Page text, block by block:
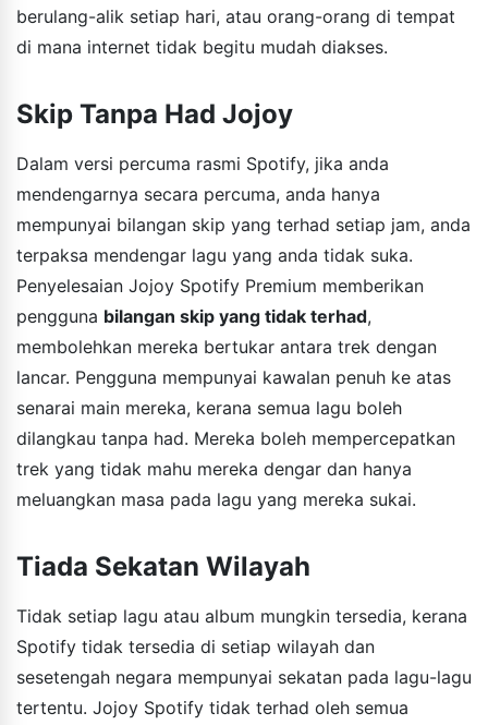
berulang-alik setiap hari, atau orang-orang di tempat
di mana internet tidak begitu mudah diakses.
Skip Tanpa Had Jojoy
Dalam versi percuma rasmi Spotify, jika anda
mendengarnya secara percuma, anda hanya
mempunyai bilangan skip yang terhad setiap jam, anda
terpaksa mendengar lagu yang anda tidak suka.
Penyelesaian Jojoy Spotify Premium memberikan
pengguna bilangan skip yang tidak terhad,
membolehkan mereka bertukar antara trek dengan
lancar. Pengguna mempunyai kawalan penuh ke atas
senarai main mereka, kerana semua lagu boleh
dilangkau tanpa had. Mereka boleh mempercepatkan
trek yang tidak mahu mereka dengar dan hanya
meluangkan masa pada lagu yang mereka sukai.
Tiada Sekatan Wilayah
Tidak setiap lagu atau album mungkin tersedia, kerana
Spotify tidak tersedia di setiap wilayah dan
sesetengah negara mempunyai sekatan pada lagu-lagu
tertentu. Jojoy Spotify tidak terhad oleh semua